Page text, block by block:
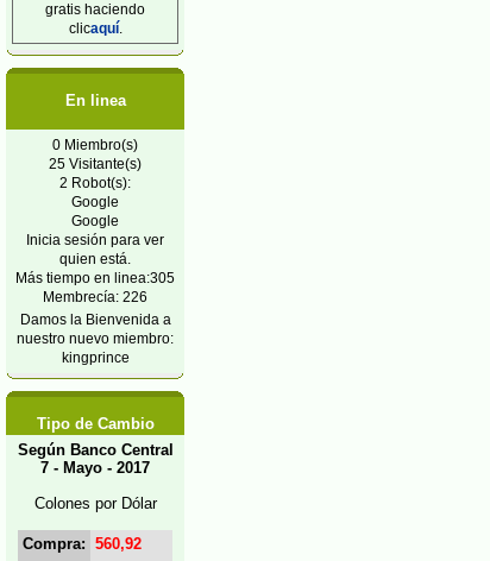
gratis haciendo
clicaquí.
En linea
0 Miembro(s)
25 Visitante(s)
2 Robot(s):
Google
Google
Inicia sesión para ver
quien está.
Más tiempo en linea:305
Membrecía: 226
Damos la Bienvenida a
nuestro nuevo miembro:
kingprince
Tipo de Cambio
Según Banco Central
7 - Mayo - 2017
Colones por Dólar
Compra: 560,92